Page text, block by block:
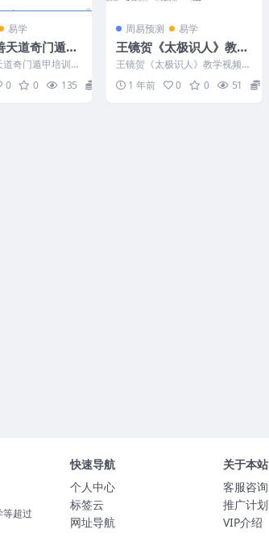
易学
天道奇门遁甲
教材
奇门遁甲培训视
3284B100
0 0 135
周易预测 易学
王镜贺《太极识人》教学
视频15集，每个视频1小
时左右Y
王镜贺《太极识人》教学视频1
5集，每个视频1小时左右Y 250
5213 03、太...
1 年前 0 0 51
超过
快速导航
个人中心
标签云
网址导航
关于本站
客服咨询
推广计划
VIP介绍